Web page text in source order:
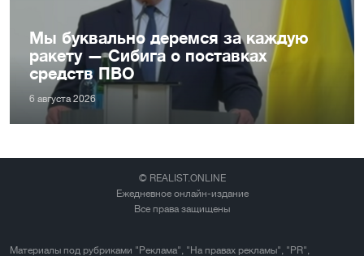
Мы буквально деремся за каждую
ракету — Сибига о поставках
средств ПВО
6 августа 2026
© REALIST.ONLINE
Ежедневное онлайн-издание
Все права защищены
Материалы под рубриками "Реклама", "На правах рекламы", "PR",